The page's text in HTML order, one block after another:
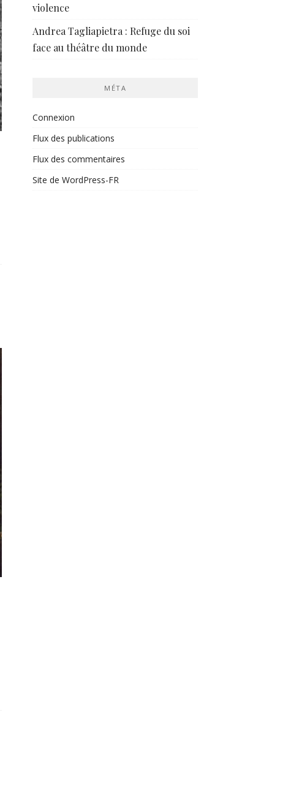
violence
Andrea Tagliapietra : Refuge du soi
face au théâtre du monde
MÉTA
Connexion
Flux des publications
Flux des commentaires
Site de WordPress-FR